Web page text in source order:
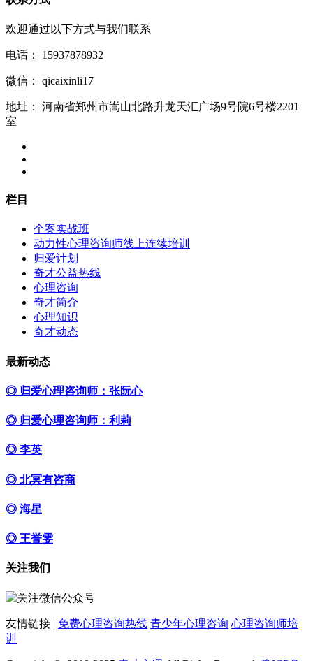
欢迎通过以下方式与我们联系
电话： 15937878932
微信： qicaixinli17
地址：
河南省郑州市嵩山北路升龙天汇广场9号院6号楼2201
室
栏目
个案实战班
动力性心理咨询师线上连续培训
归爱计划
奇才公益热线
心理咨询
奇才简介
心理知识
奇才动态
最新动态
◎ 归爱心理咨询师：张阮心
◎ 归爱心理咨询师：利莉
◎ 李英
◎ 北冥有咨商
◎ 海星
◎ 王誉雯
关注我们
友情链接 | 免费心理咨询热线 青少年心理咨询 心理咨询师培
训